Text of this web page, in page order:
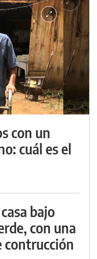
con un
cuál es el
bajo
con una
contrucción